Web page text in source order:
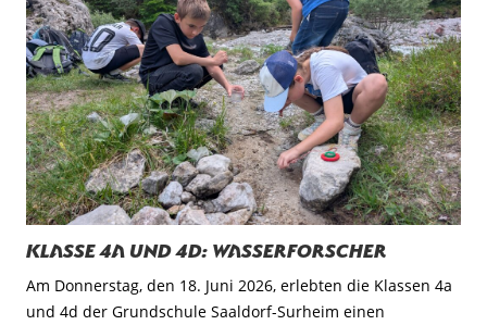
Klasse 4a und 4d: Wasserforscher
Am Donnerstag, den 18. Juni 2026, erlebten die Klassen 4a
und 4d der Grundschule Saaldorf-Surheim einen